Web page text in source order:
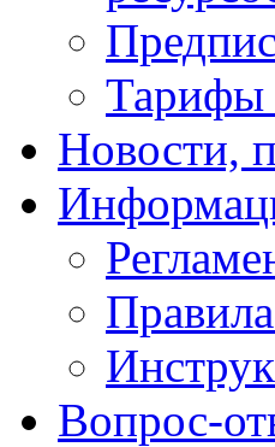
Тарифы
Новости,
Вопрос-